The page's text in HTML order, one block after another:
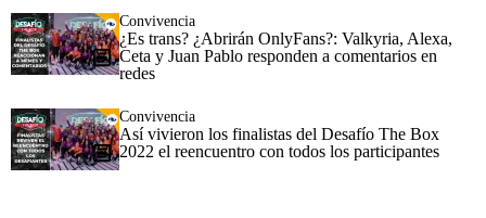
Convivencia
¿Es trans? ¿Abrirán OnlyFans?: Valkyria, Alexa,
Ceta y Juan Pablo responden a comentarios en
redes
Convivencia
Así vivieron los finalistas del Desafío The Box
2022 el reencuentro con todos los participantes